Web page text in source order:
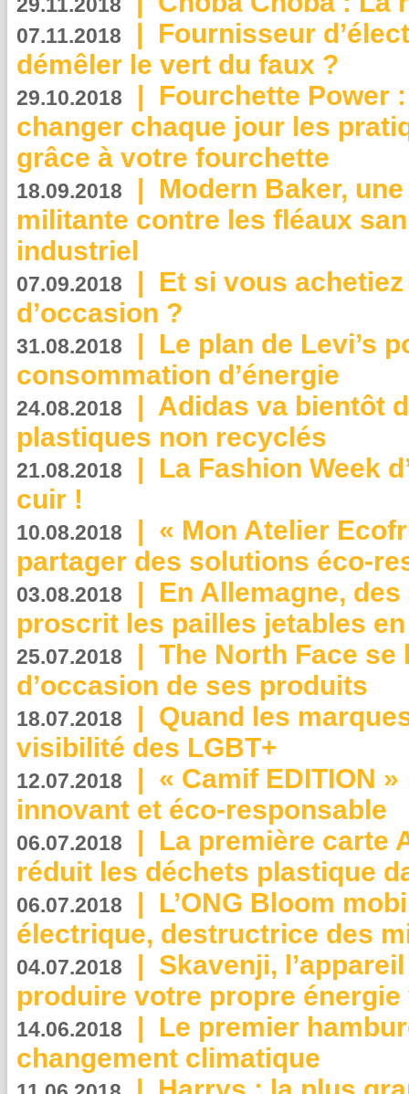
07.11.2018 | Fournisseur
démêler le vert du faux ?
29.10.2018 | Fourchette Power
changer chaque jour les
grâce à votre fourchette
18.09.2018 | Modern Baker,
militante contre les fléaux
industriel
07.09.2018 | Et si vous
d’occasion ?
31.08.2018 | Le plan de Levi’s
consommation d’énergie
24.08.2018 | Adidas va bientôt
plastiques non recyclés
21.08.2018 | La Fashion Week
cuir !
10.08.2018 | « Mon Atelier
partager des solutions éco-
03.08.2018 | En Allemagne,
proscrit les pailles jetables
25.07.2018 | The North Face se
d’occasion de ses produits
18.07.2018 | Quand les
visibilité des LGBT+
12.07.2018 | « Camif EDITION
innovant et éco-responsable
06.07.2018 | La première carte
réduit les déchets plastique
06.07.2018 | L’ONG Bloom
électrique, destructrice des
04.07.2018 | Skavenji,
produire votre propre
14.06.2018 | Le premier
changement climatique